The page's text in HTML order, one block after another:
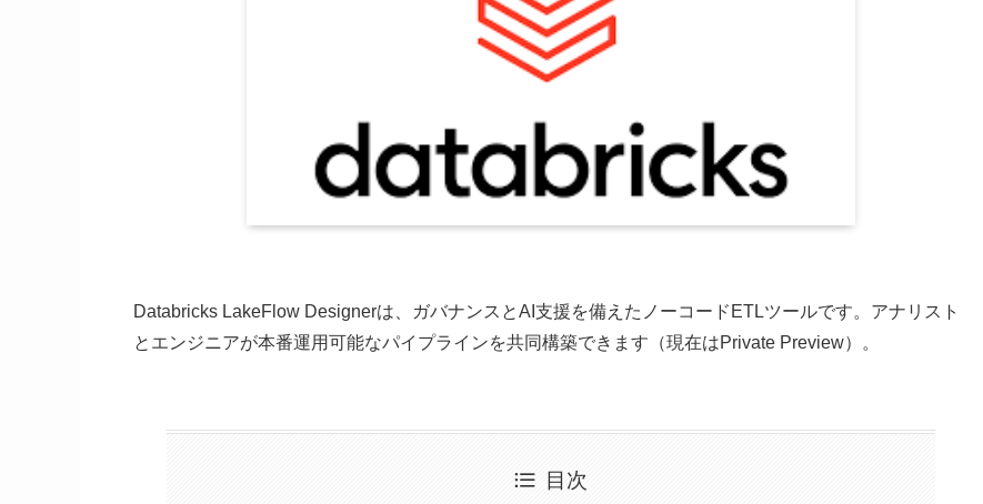
Databricks LakeFlow Designerは、ガバナンスとAI支援を備えたノーコードETLツールです。アナリスト
とエンジニアが本番運用可能なパイプラインを共同構築できます（現在はPrivate Preview）。
目次